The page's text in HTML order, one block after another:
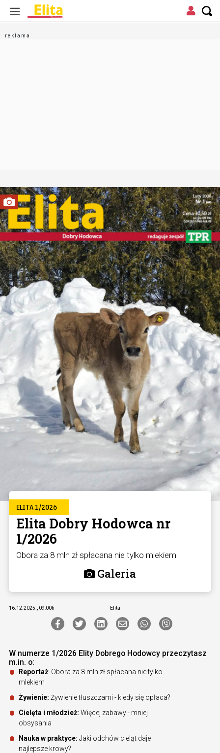
ELITA 1/2026
Elita Dobry Hodowca nr
1/2026
Obora za 8 mln zł spłacana nie tylko mlekiem
Galeria
16.12.2025., 09:00h Elita
W numerze 1/2026 Elity Dobrego Hodowcy przeczytasz
m.in. o:
Reportaż: Obora za 8 mln zł spłacana nie tylko
mlekiem
Żywienie: Żywienie tłuszczami - kiedy się opłaca?
Cielęta i młodzież: Więcej zabawy - mniej
obsysania
Nauka w praktyce: Jaki odchów cieląt daje
najlepsze krowy?